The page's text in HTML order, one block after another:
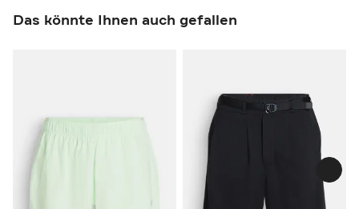
Das könnte Ihnen auch gefallen